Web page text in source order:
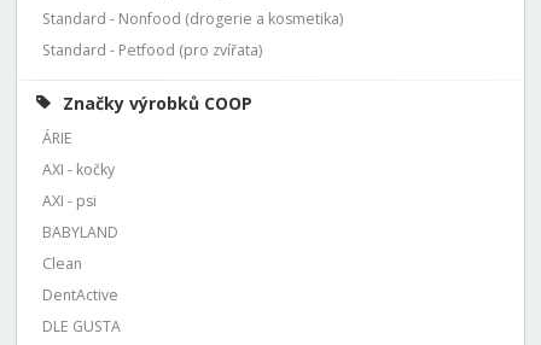
Standard - Nonfood (drogerie a kosmetika)
Standard - Petfood (pro zvířata)
Značky výrobků COOP
ÁRIE
AXI - kočky
AXI - psi
BABYLAND
Clean
DentActive
DLE GUSTA